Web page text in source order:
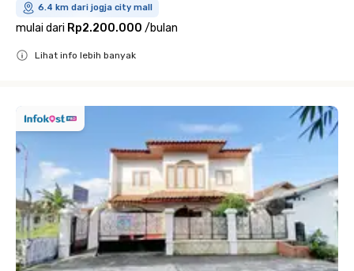
6.4 km dari jogja city mall
mulai dari Rp2.200.000 /bulan
Lihat info lebih banyak